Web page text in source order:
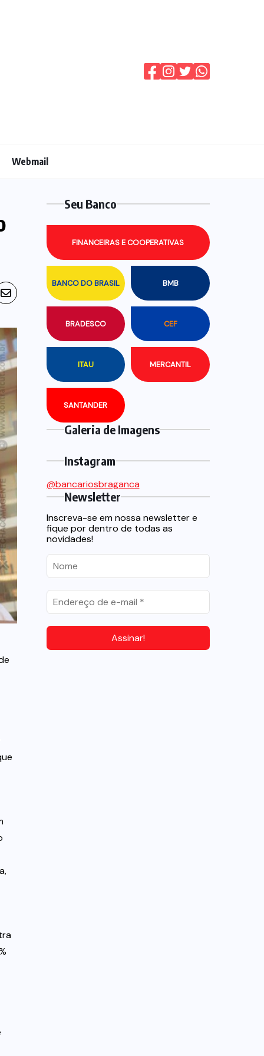
Webmail
Seu Banco
BANCO DO BRASIL BMB
BRADESCO CEF
FINANCEIRAS E COOPERATIVAS
ITAU MERCANTIL
SANTANDER
Galeria de Imagens
Instagram
@bancariosbraganca
Newsletter
Inscreva-se em nossa newsletter e
fique por dentro de todas as
novidades!